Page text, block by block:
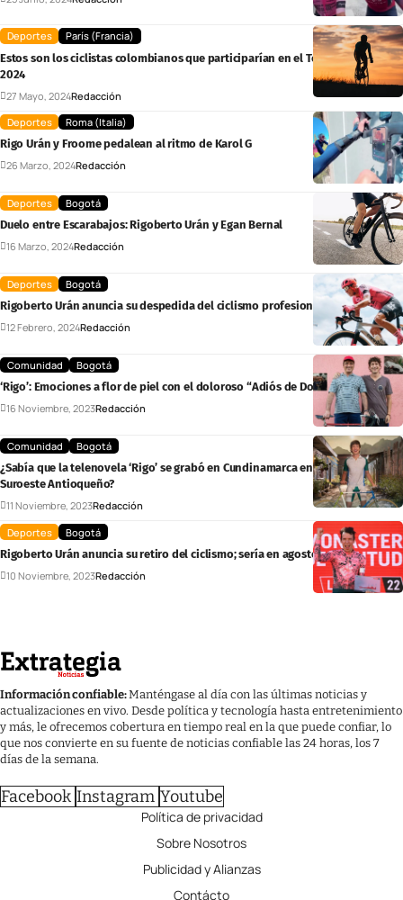
Deportes
París (Francia)
Estos son los ciclistas colombianos que participarían en el Tour de Francia
2024
27 Mayo, 2024Redacción
Deportes
Roma (Italia)
Rigo Urán y Froome pedalean al ritmo de Karol G
26 Marzo, 2024Redacción
Deportes
Bogotá
Duelo entre Escarabajos: Rigoberto Urán y Egan Bernal
16 Marzo, 2024Redacción
Deportes
Bogotá
Rigoberto Urán anuncia su despedida del ciclismo profesional en 2024
12 Febrero, 2024Redacción
Comunidad
Bogotá
‘Rigo’: Emociones a flor de piel con el doloroso “Adiós de Don Rigo”
16 Noviembre, 2023Redacción
Comunidad
Bogotá
¿Sabía que la telenovela ‘Rigo’ se grabó en Cundinamarca en lugar del
Suroeste Antioqueño?
11 Noviembre, 2023Redacción
Deportes
Bogotá
Rigoberto Urán anuncia su retiro del ciclismo; sería en agosto de 2024
10 Noviembre, 2023Redacción
Información confiable:Manténgase al día con las últimas noticias y
actualizaciones en vivo. Desde política y tecnología hasta entretenimiento
y más, le ofrecemos cobertura en tiempo real en la que puede confiar, lo
que nos convierte en su fuente de noticias confiable las 24 horas, los 7
días de la semana.
Facebook Instagram Youtube
Política de privacidad
Sobre Nosotros
Publicidad y Alianzas
Contácto